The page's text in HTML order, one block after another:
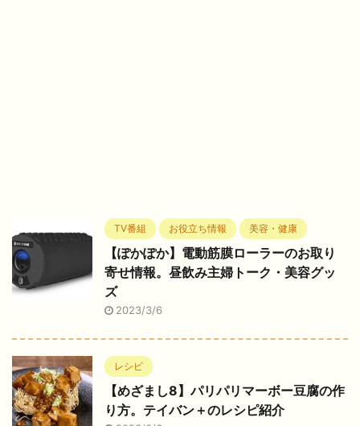
TV番組 お役立ち情報 美容・健康
【ぽかぽか】電動筋膜ローラーのお取り
寄せ情報。昼飲み主婦トーク・美容グッ
ズ
2023/3/6
レシピ
【めざまし8】パリパリマーボー豆腐の作
り方。テイバン＋のレシピ紹介